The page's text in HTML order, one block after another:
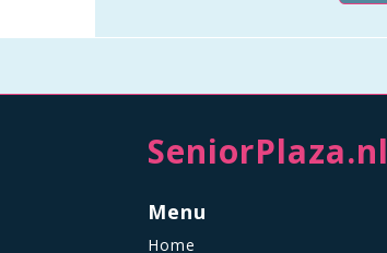
SeniorPlaza.nl
Menu
Home